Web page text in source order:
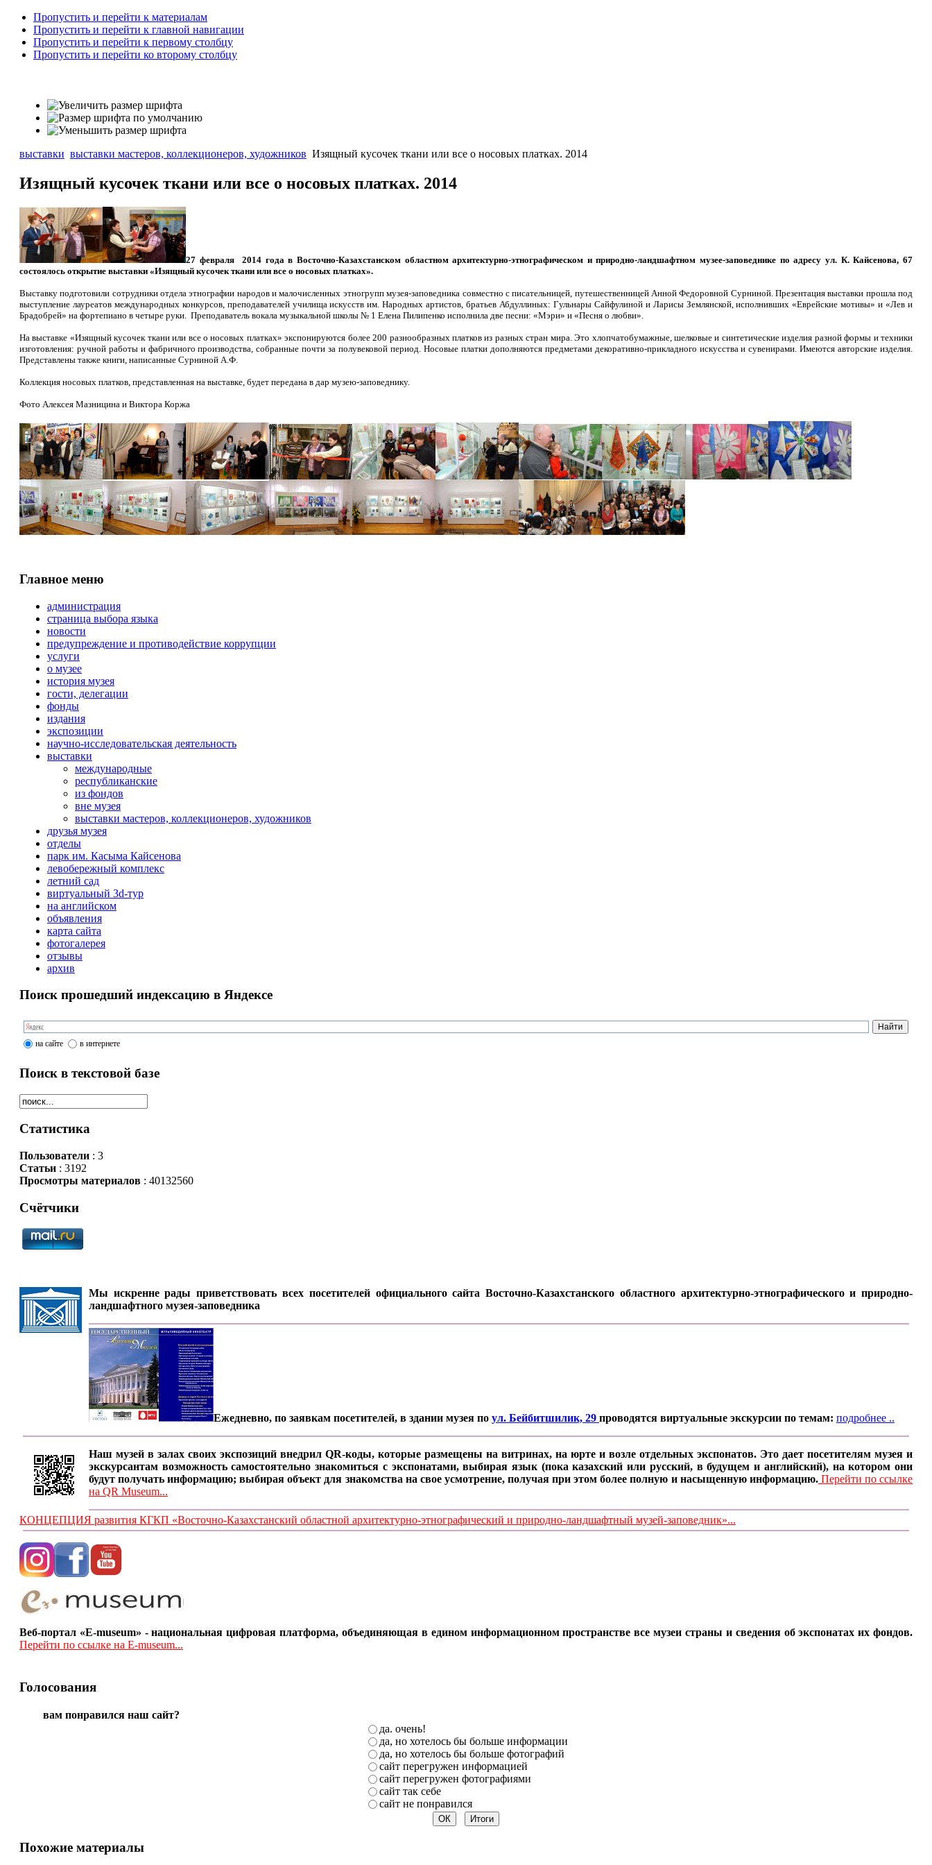
Пропустить и перейти к материалам
Пропустить и перейти к главной навигации
Пропустить и перейти к первому столбцу
Пропустить и перейти ко второму столбцу
выставки выставки мастеров, коллекционеров, художников Изящный кусочек ткани или все о носовых платках. 2014
Изящный кусочек ткани или все о носовых платках. 2014
27 февраля 2014 года в Восточно-Казахстанском областном архитектурно-этнографическом и природно-ландшафтном музее-заповеднике по адресу ул. К. Кайсенова, 67
состоялось открытие выставки «Изящный кусочек ткани или все о носовых платках».
Выставку подготовили сотрудники отдела этнографии народов и малочисленных этногрупп музея-заповедника совместно с писательницей, путешественницей Анной Федоровной Сурниной. Презентация выставки прошла под
выступление лауреатов международных конкурсов, преподавателей училища искусств им. Народных артистов, братьев Абдуллиных: Гульнары Сайфулиной и Ларисы Землянской, исполнивших «Еврейские мотивы» и «Лев и
Брадобрей» на фортепиано в четыре руки. Преподаватель вокала музыкальной школы № 1 Елена Пилипенко исполнила две песни: «Мэри» и «Песня о любви».
На выставке «Изящный кусочек ткани или все о носовых платках» экспонируются более 200 разнообразных платков из разных стран мира. Это хлопчатобумажные, шелковые и синтетические изделия разной формы и техники
изготовления: ручной работы и фабричного производства, собранные почти за полувековой период. Носовые платки дополняются предметами декоративно-прикладного искусства и сувенирами. Имеются авторские изделия.
Представлены также книги, написанные Сурниной А.Ф.
Коллекция носовых платков, представленная на выставке, будет передана в дар музею-заповеднику.
Фото Алексея Мазницина и Виктора Коржа
Главное меню
администрация
страница выбора языка
новости
предупреждение и противодействие коррупции
услуги
о музее
история музея
гости, делегации
фонды
издания
экспозиции
научно-исследовательская деятельность
выставки
международные
республиканские
из фондов
вне музея
выставки мастеров, коллекционеров, художников
друзья музея
отделы
парк им. Касыма Кайсенова
левобережный комплекс
летний сад
виртуальный 3d-тур
на английском
объявления
карта сайта
фотогалерея
отзывы
архив
Поиск прошедший индексацию в Яндексе
на сайте в интернете
Поиск в текстовой базе
Статистика
Пользователи: 3
Статьи: 3192
Просмотры материалов: 40132560
Счётчики
Мы искренне рады приветствовать всех посетителей официального сайта Восточно-Казахстанского областного архитектурно-этнографического и природно-
ландшафтного музея-заповедника
Ежедневно, по заявкам посетителей, в здании музея по ул. Бейбитшилик, 29 проводятся виртуальные экскурсии по темам: подробнее ..
Наш музей в залах своих экспозиций внедрил QR-коды, которые размещены на витринах, на юрте и возле отдельных экспонатов. Это дает посетителям музея и
экскурсантам возможность самостоятельно знакомиться с экспонатами, выбирая язык (пока казахский или русский, в будущем и английский), на котором они
будут получать информацию; выбирая объект для знакомства на свое усмотрение, получая при этом более полную и насыщенную информацию.Перейти по ссылке
на QR Museum...
КОНЦЕПЦИЯ развития КГКП «Восточно-Казахстанский областной архитектурно-этнографический и природно-ландшафтный музей-заповедник»...
Веб-портал «E-museum» - национальная цифровая платформа, объединяющая в едином информационном пространстве все музеи страны и сведения об экспонатах их фондов.
Перейти по ссылке на E-museum...
Голосования
вам понравился наш сайт?
да. очень!
да, но хотелось бы больше информации
да, но хотелось бы больше фотографий
сайт перегружен информацией
сайт перегружен фотографиями
сайт так себе
сайт не понравился
Похожие материалы